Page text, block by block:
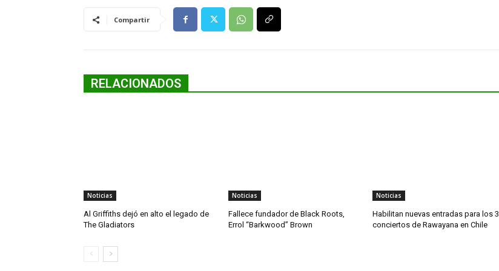
Compartir
RELACIONADOS
Noticias
Al Griffiths dejó en alto el legado de
The Gladiators
Noticias
Fallece fundador de Black Roots,
Errol “Barkwood” Brown
Noticias
Habilitan nuevas entradas para los 3
conciertos de Rawayana en Chile